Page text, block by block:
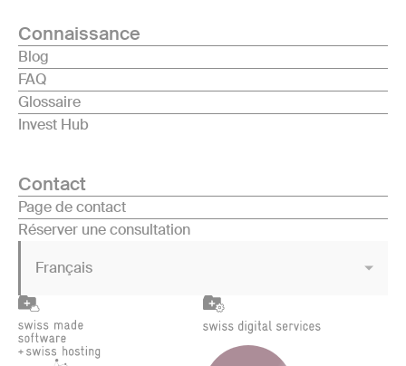
Connaissance
Blog
FAQ
Glossaire
Invest Hub
Contact
Page de contact
Réserver une consultation
Français